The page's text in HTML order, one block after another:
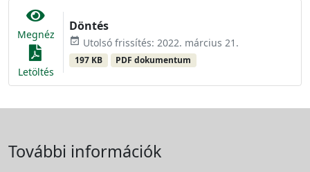
Megnéz
Letöltés
Döntés
event_available Utolsó frissítés: 2022. március 21.
197 KB PDF dokumentum
További információk